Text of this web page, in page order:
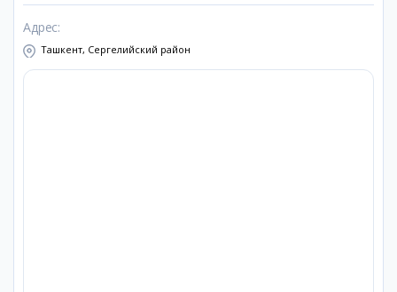
Адрес:
Ташкент, Сергелийский район